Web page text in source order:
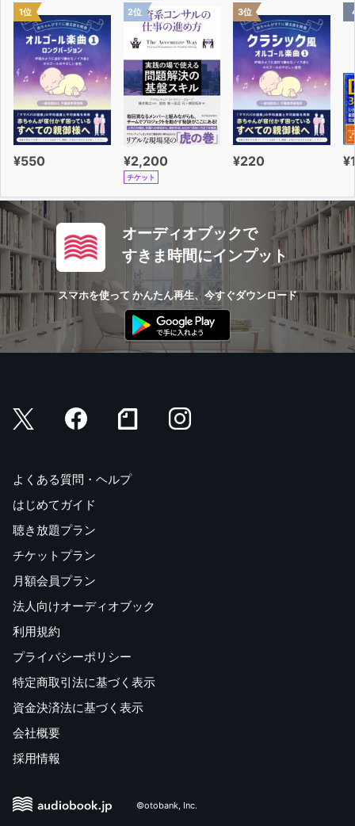
特徴3 簡単にできる具体的なアクションを提案
「体の行動が先で、脳の指令が後」という行動理論にのっ
とり、
自分をコントロールできる具体的で簡単なアクションを紹
介することにこだわっています。
まずは誰でもできるハードルの低い簡単な行動をすること
で、
やる気をだしたり、ガマンできたりと、自己管理能力を高
めていきます。
提案しているアクションは、日常生活に取り入れやすいも
のばかりです。
1位
¥550
2位
¥2,200
チケット
3位
¥220
オーディオブックで
すきま時間にインプット
スマホを使って かんたん再生、今すぐダウンロード
よくある質問・ヘルプ
はじめてガイド
聴き放題プラン
チケットプラン
月額会員プラン
法人向けオーディオブック
利用規約
プライバシーポリシー
特定商取引法に基づく表示
資金決済法に基づく表示
会社概要
採用情報
©otobank, Inc.